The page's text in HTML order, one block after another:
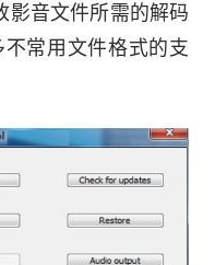
影音文件所需的解码
常用文件格式的支